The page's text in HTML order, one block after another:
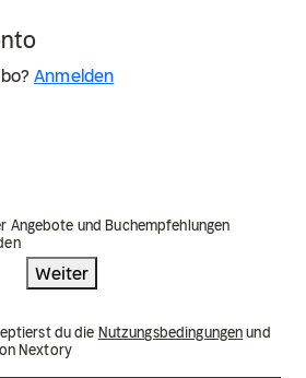
Anmelden
Angebote und Buchempfehlungen
Weiter
du die Nutzungsbedingungenund
Nextory